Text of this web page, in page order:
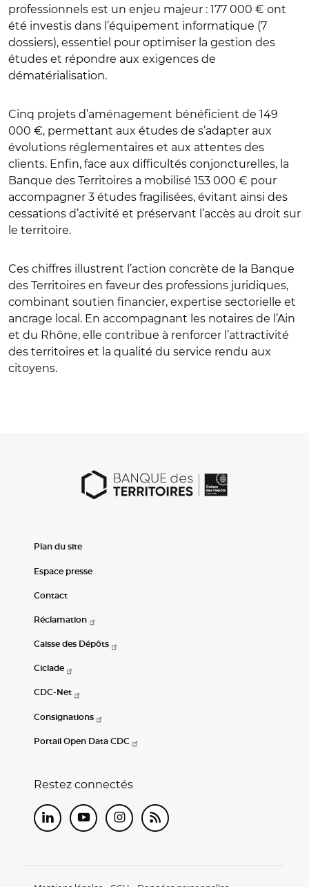
professionnels est un enjeu majeur : 177 000 € ont
été investis dans l’équipement informatique (7
dossiers), essentiel pour optimiser la gestion des
études et répondre aux exigences de
dématérialisation.
Cinq projets d’aménagement bénéficient de 149
000 €, permettant aux études de s’adapter aux
évolutions réglementaires et aux attentes des
clients. Enfin, face aux difficultés conjoncturelles, la
Banque des Territoires a mobilisé 153 000 € pour
accompagner 3 études fragilisées, évitant ainsi des
cessations d’activité et préservant l’accès au droit sur
le territoire.
Ces chiffres illustrent l’action concrète de la Banque
des Territoires en faveur des professions juridiques,
combinant soutien financier, expertise sectorielle et
ancrage local. En accompagnant les notaires de l’Ain
et du Rhône, elle contribue à renforcer l’attractivité
des territoires et la qualité du service rendu aux
citoyens.
Plan du site
Espace presse
Contact
Réclamation
Caisse des Dépôts
Ciclade
CDC-Net
Consignations
Portail Open Data CDC
Restez connectés
LinkedInYoutubeInstagram
RSS